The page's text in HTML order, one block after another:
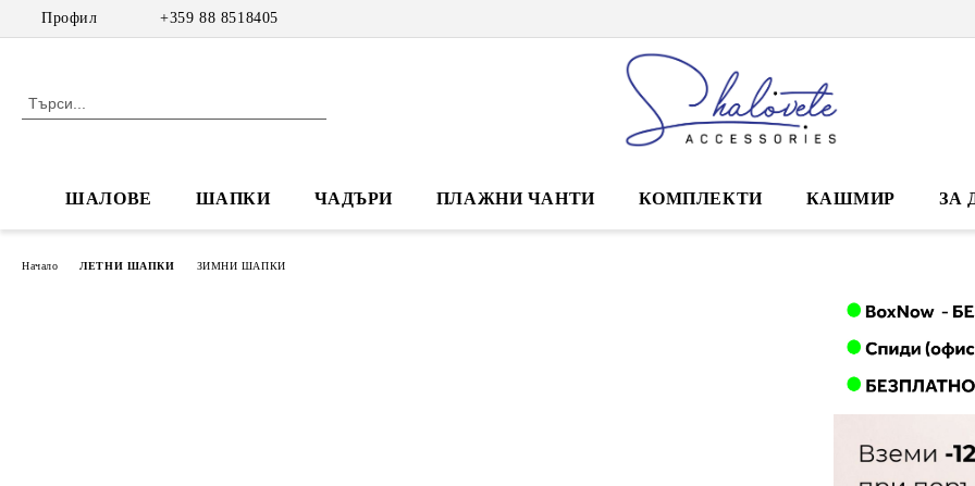
Профил +359 88 8518405
ШАЛОВЕ ШАПКИ ЧАДЪРИ ПЛАЖНИ ЧАНТИ КОМПЛЕКТИ КАШМИР ЗА
Начало ЛЕТНИ ШАПКИ ЗИМНИ ШАПКИ